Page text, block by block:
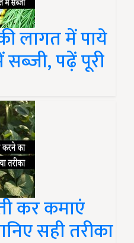
लागत में पाये
पढ़ें पूरी
कर कमाएं
सही तरीका